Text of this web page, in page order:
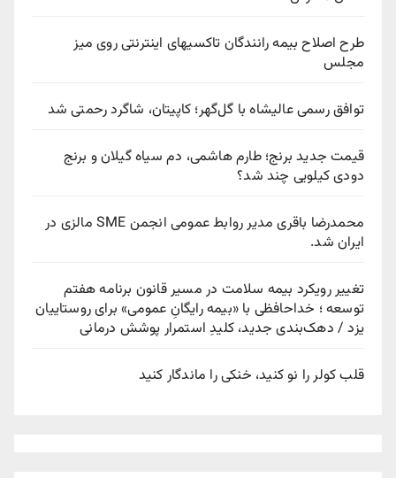
طرح اصلاح بیمه رانندگان تاکسیهای اینترنتی روی میز
مجلس
توافق رسمی عالیشاه با گل‌گهر؛ کاپیتان، شاگرد رحمتی شد
قیمت جدید برنج؛ طارم هاشمی، دم سیاه گیلان و برنج
دودی کیلویی چند شد؟
محمدرضا باقری مدیر روابط عمومی انجمن SME مالزی در
ایران شد.
تغییر رویکرد بیمه سلامت در مسیر قانون برنامه هفتم
توسعه ؛ خداحافظی با «بیمه رایگانِ عمومی» برای روستاییان
یزد / دهک‌بندی جدید، کلیدِ استمرار پوشش درمانی
قلب کولر را نو کنید، خنکی را ماندگار کنید